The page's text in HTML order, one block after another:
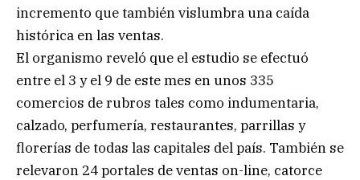
incremento que también vislumbra una caída
histórica en las ventas.
El organismo reveló que el estudio se efectuó
entre el 3 y el 9 de este mes en unos 335
comercios de rubros tales como indumentaria,
calzado, perfumería, restaurantes, parrillas y
florerías de todas las capitales del país. También se
relevaron 24 portales de ventas on-line, catorce